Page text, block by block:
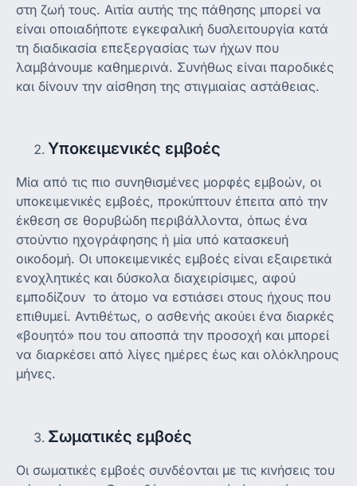
στη ζωή τους. Αιτία αυτής της πάθησης μπορεί να
είναι οποιαδήποτε εγκεφαλική δυσλειτουργία κατά
τη διαδικασία επεξεργασίας των ήχων που
λαμβάνουμε καθημερινά. Συνήθως είναι παροδικές
και δίνουν την αίσθηση της στιγμιαίας αστάθειας.
Υποκειμενικές εμβοές
Μία από τις πιο συνηθισμένες μορφές εμβοών, οι
υποκειμενικές εμβοές, προκύπτουν έπειτα από την
έκθεση σε θορυβώδη περιβάλλοντα, όπως ένα
στούντιο ηχογράφησης ή μία υπό κατασκευή
οικοδομή. Οι υποκειμενικές εμβοές είναι εξαιρετικά
ενοχλητικές και δύσκολα διαχειρίσιμες, αφού
εμποδίζουν το άτομο να εστιάσει στους ήχους που
επιθυμεί. Αντιθέτως, ο ασθενής ακούει ένα διαρκές
«βουητό» που του αποσπά την προσοχή και μπορεί
να διαρκέσει από λίγες ημέρες έως και ολόκληρους
μήνες.
Σωματικές εμβοές
Οι σωματικές εμβοές συνδέονται με τις κινήσεις του